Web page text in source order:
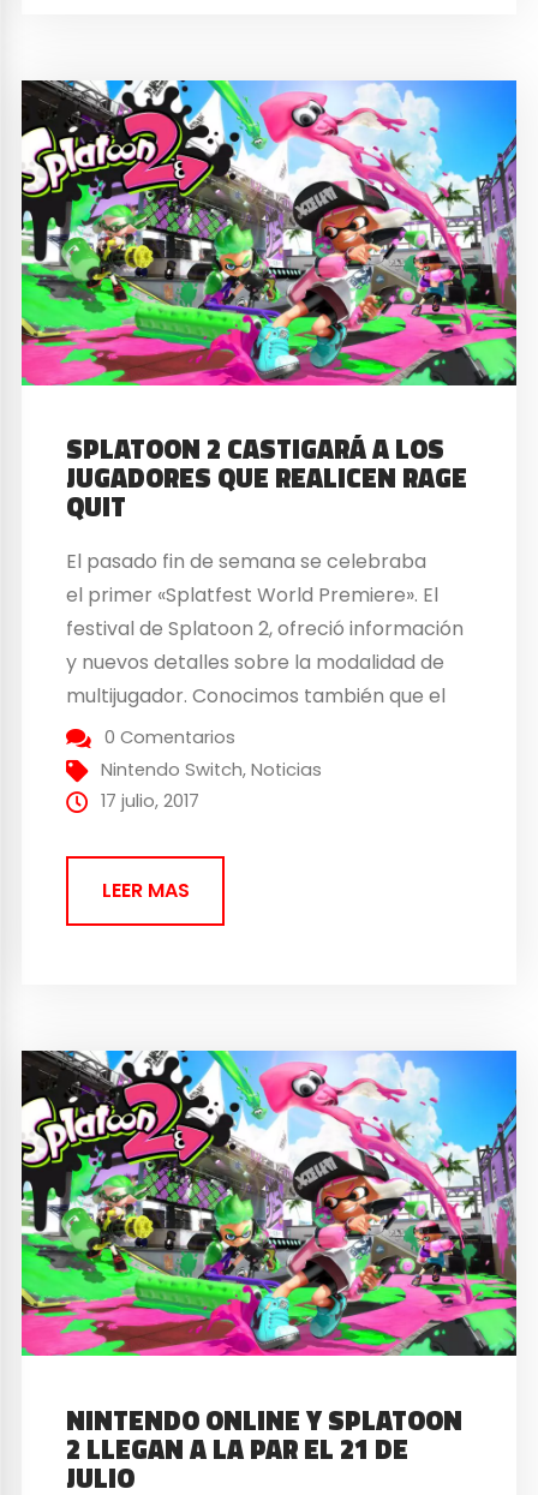
SPLATOON 2 CASTIGARÁ A LOS
JUGADORES QUE REALICEN RAGE
QUIT
El pasado fin de semana se celebraba
el primer «Splatfest World Premiere». El
festival de Splatoon 2, ofreció información
y nuevos detalles sobre la modalidad de
multijugador. Conocimos también que el
«helado» fue el ganador de esta primera
competición en la que se enfrentaba a la
«tarta«. Una de las novedades que se
0 Comentarios
Nintendo Switch,Noticias
17 julio, 2017
LEER MAS
NINTENDO ONLINE Y SPLATOON
2 LLEGAN A LA PAR EL 21 DE
JULIO